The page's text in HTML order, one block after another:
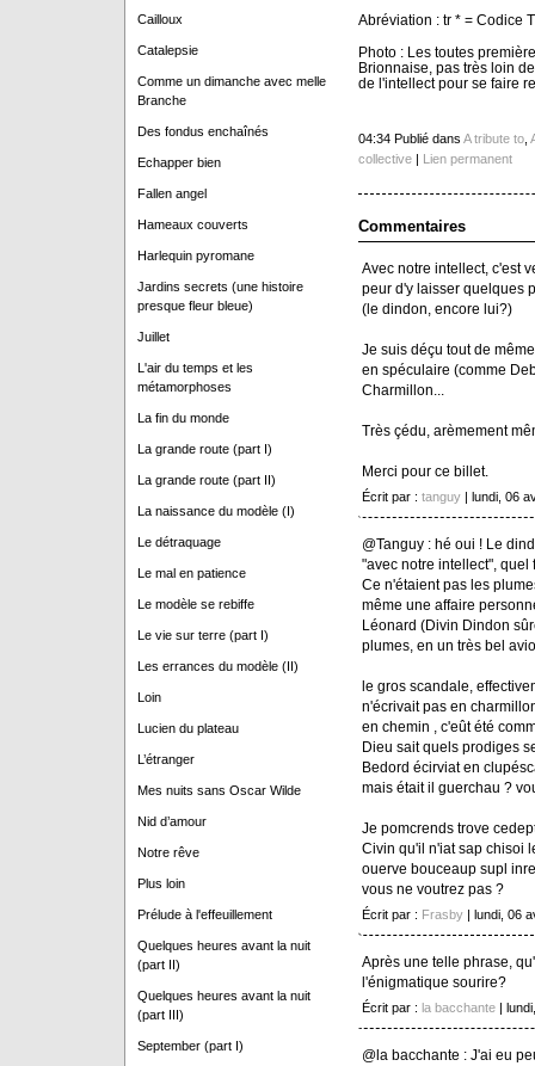
Cailloux
Catalepsie
Comme un dimanche avec melle
Branche
Des fondus enchaînés
Echapper bien
Fallen angel
Hameaux couverts
Harlequin pyromane
Jardins secrets (une histoire
presque fleur bleue)
Juillet
L'air du temps et les
métamorphoses
La fin du monde
La grande route (part I)
La grande route (part II)
La naissance du modèle (I)
Le détraquage
Le mal en patience
Le modèle se rebiffe
Le vie sur terre (part I)
Les errances du modèle (II)
Loin
Lucien du plateau
L’étranger
Mes nuits sans Oscar Wilde
Nid d’amour
Notre rêve
Plus loin
Prélude à l'effeuillement
Quelques heures avant la nuit
(part II)
Quelques heures avant la nuit
(part III)
September (part I)
Abréviation : tr * = Codice
Photo : Les toutes
Brionnaise, pas très loin
de l'intellect pour se faire
04:34 Publié dans A tribute to,
collective| Lien permanent
Commentaires
Avec notre intellect, c'est
peur d'y laisser quelques
(le dindon, encore lui?)
Je suis déçu tout de
en spéculaire (comme
Charmillon...
Très çédu, arèmement
Merci pour ce billet.
Écrit par : tanguy| lundi, 06
@Tanguy : hé oui ! Le
"avec notre intellect", quel
Ce n'étaient pas les
même une affaire
Léonard (Divin Dindon
plumes, en un très bel
le gros scandale,
n'écrivait pas en
en chemin , c'eût été
Dieu sait quels prodiges
Bedord écirviat en
mais était il guerchau ?
Je pomcrends trove
Civin qu'il n'iat sap chisoi
ouerve bouceaup supl
vous ne voutrez pas ?
Écrit par : Frasby| lundi, 06
Après une telle phrase,
l'énigmatique sourire?
Écrit par : la bacchante|
@la bacchante : J'ai eu